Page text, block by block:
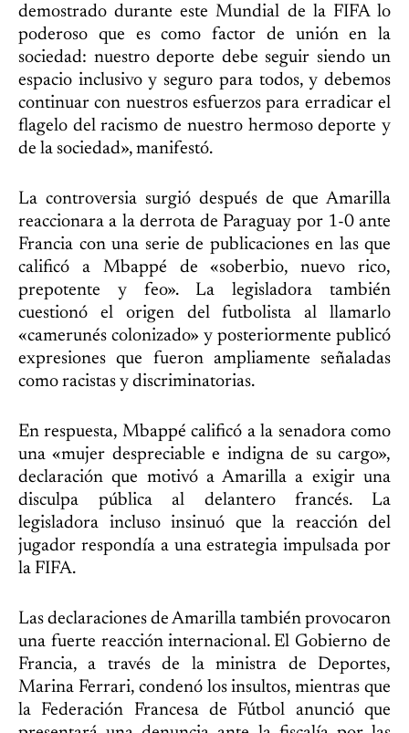
demostrado durante este Mundial de la FIFA lo
poderoso que es como factor de unión en la
sociedad: nuestro deporte debe seguir siendo un
espacio inclusivo y seguro para todos, y debemos
continuar con nuestros esfuerzos para erradicar el
flagelo del racismo de nuestro hermoso deporte y
de la sociedad», manifestó.
La controversia surgió después de que Amarilla
reaccionara a la derrota de Paraguay por 1-0 ante
Francia con una serie de publicaciones en las que
calificó a Mbappé de «soberbio, nuevo rico,
prepotente y feo». La legisladora también
cuestionó el origen del futbolista al llamarlo
«camerunés colonizado» y posteriormente publicó
expresiones que fueron ampliamente señaladas
como racistas y discriminatorias.
En respuesta, Mbappé calificó a la senadora como
una «mujer despreciable e indigna de su cargo»,
declaración que motivó a Amarilla a exigir una
disculpa pública al delantero francés. La
legisladora incluso insinuó que la reacción del
jugador respondía a una estrategia impulsada por
la FIFA.
Las declaraciones de Amarilla también provocaron
una fuerte reacción internacional. El Gobierno de
Francia, a través de la ministra de Deportes,
Marina Ferrari, condenó los insultos, mientras que
la Federación Francesa de Fútbol anunció que